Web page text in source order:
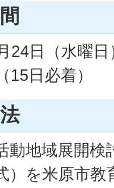
24日（水曜
15日必着）
動地域展開検
）を米原市